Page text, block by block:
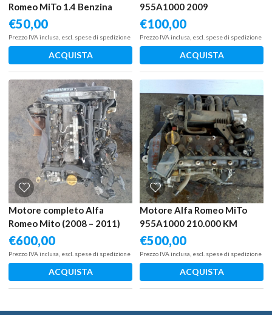
Romeo MiTo 1.4 Benzina
€50,00
Prezzo IVA inclusa, escl. spese di spedizione
ACQUISTA
955A1000 2009
€100,00
Prezzo IVA inclusa, escl. spese di spedizione
ACQUISTA
Motore completo Alfa
Romeo Mito (2008 – 2011)
1.6 88 KW diesel 955A3000
€600,00
Prezzo IVA inclusa, escl. spese di spedizione
ACQUISTA
Motore Alfa Romeo MiTo
955A1000 210.000 KM
€500,00
Prezzo IVA inclusa, escl. spese di spedizione
ACQUISTA